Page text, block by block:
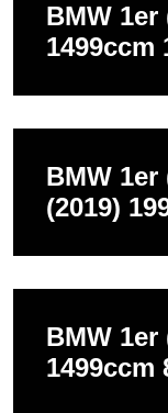
BMW 1er
1499ccm
BMW 1er
(2019)
BMW 1er
1499ccm